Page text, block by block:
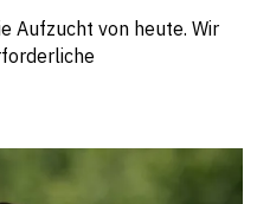
Aufzucht von heute. Wir